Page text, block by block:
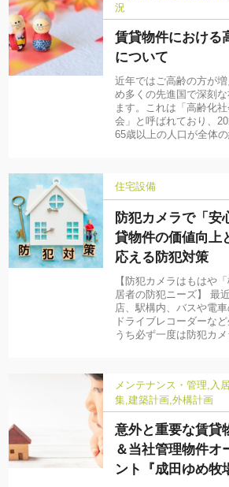
況
賃貸物件における
について
近年ではご高齢の方が
め多くの先進国で深刻
ます。これは「高齢化
会」と呼ばれており、
65歳以上の人口が全体
住宅設備
防犯カメラで「安
貸物件の価値向上
応える防犯対策
【防犯カメラはもはや
居者の防犯ニーズ】 最
店、駅構内、バスや電
ドライブレコーダーな
うち必ず一度は防犯カ
メンテナンス・管理 入
集 建築計画 外構計画
意外と重要な賃貸
＆当社管理物件オ
ント『成田ゆめ牧